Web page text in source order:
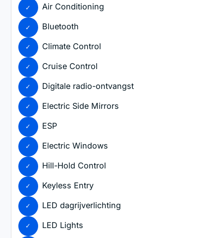
Air Conditioning
Bluetooth
Climate Control
Cruise Control
Digitale radio-ontvangst
Electric Side Mirrors
ESP
Electric Windows
Hill-Hold Control
Keyless Entry
LED dagrijverlichting
LED Lights